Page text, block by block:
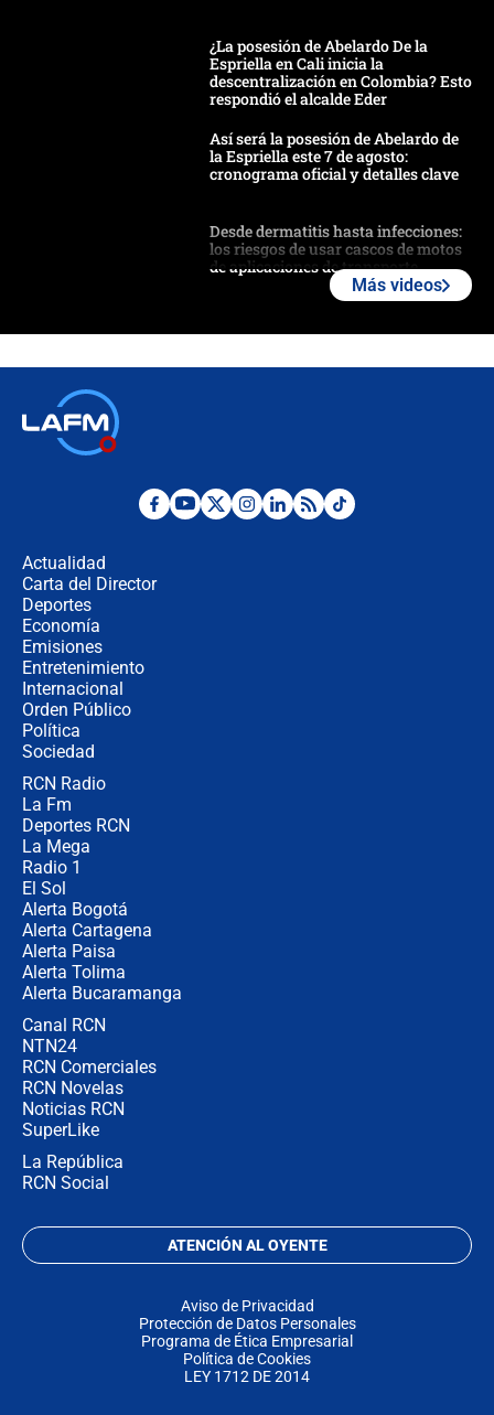
¿La posesión de Abelardo De la
Espriella en Cali inicia la
descentralización en Colombia? Esto
respondió el alcalde Eder
Así será la posesión de Abelardo de
la Espriella este 7 de agosto:
cronograma oficial y detalles clave
Desde dermatitis hasta infecciones:
los riesgos de usar cascos de motos
de aplicaciones de transporte
Posesión de Abelardo De La Espriella
Más videos
Actualidad
Carta del Director
Deportes
Economía
Emisiones
Entretenimiento
Internacional
Orden Público
Política
Sociedad
RCN Radio
La Fm
Deportes RCN
La Mega
Radio 1
El Sol
Alerta Bogotá
Alerta Cartagena
Alerta Paisa
Alerta Tolima
Alerta Bucaramanga
Canal RCN
NTN24
RCN Comerciales
RCN Novelas
Noticias RCN
SuperLike
La República
RCN Social
ATENCIÓN AL OYENTE
Aviso de Privacidad
Protección de Datos Personales
Programa de Ética Empresarial
Política de Cookies
LEY 1712 DE 2014